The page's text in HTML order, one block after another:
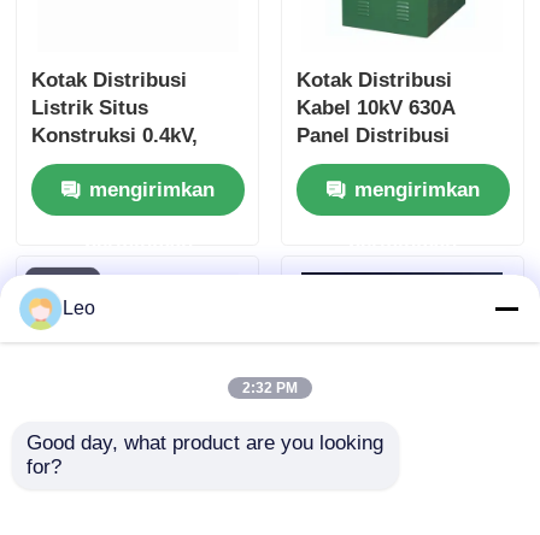
Perangkat pemutar tegangan menengah
Switchgear tegangan rendah
AIS Gardu Induk Berisolasi Udara
Sakelar Berinsulasi Padat
Kotak Distribusi
Listrik Situs
Konstruksi 0.4kV,
Enklosur Logam
Tahan Cuacamengirimkan
Kotak Distribusi
Kabel 10kV 630A
Panel Distribusi
Kabel Industri IP30
Tegangan Tinggi
mengirimkan
Leo
2:32 PM
Good day, what product are you looking
for?